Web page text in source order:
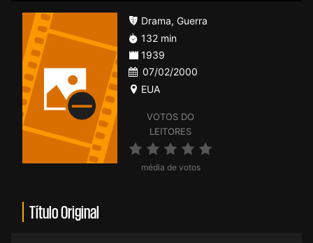
VOTOS DO
LEITORES
média de votos
Drama, Guerra
132 min
1939
07/02/2000
EUA
Título Original